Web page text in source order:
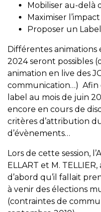
Mobiliser au-delà
Maximiser
Proposer un
Différentes animations
2024 seront possibles
animation en live des
communication…)
label au mois de juin
encore en cours de
critères d’attribution
d’évènements…
Lors de cette session,
ELLART et M.
d’abord qu’il fallait
à venir des élections
(contraintes de